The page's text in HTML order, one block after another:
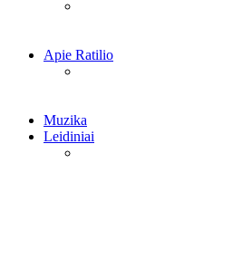
Apie Ratilio
Muzika
Leidiniai